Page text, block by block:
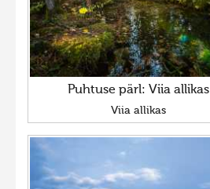
Puhtuse pärl: Viia allikas
Viia allikas